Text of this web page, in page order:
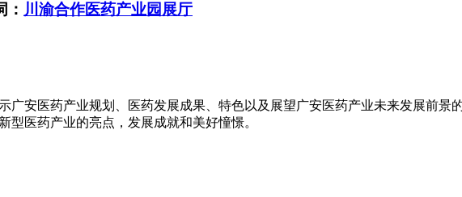
川渝合作医药产业园展厅
广安医药产业规划、医药发展成果、特色以及展望广安医药产业未来发展前景
型医药产业的亮点，发展成就和美好憧憬。